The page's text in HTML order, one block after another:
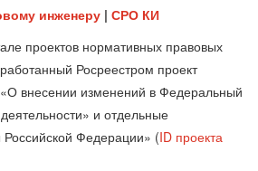
инженеру | СРО КИ
проектов нормативных правовых
Росреестром проект
внесении изменений в Федеральный
и отдельные
Российской Федерации» (ID проекта